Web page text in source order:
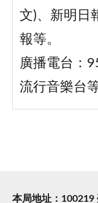
文)、新明日
報等。
廣播電台：
流行音樂台等
本局地址：100219